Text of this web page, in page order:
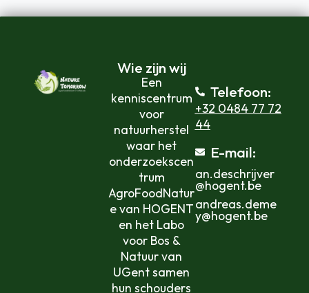
Wie zijn wij
Een
kenniscentrum
voor
natuurherstel
waar het
onderzoekscen
trum
AgroFoodNatur
e van HOGENT
en het Labo
voor Bos &
Natuur van
UGent samen
hun schouders
Telefoon:
+32 0484 77 72
44
E-mail:
an.deschrijver
@hogent.be
andreas.deme
y@hogent.be